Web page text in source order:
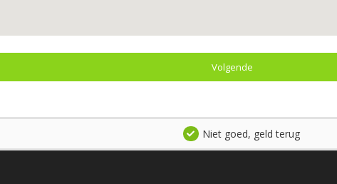
Volgende
Niet goed, geld terug